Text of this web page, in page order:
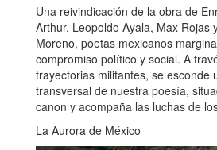
Una reivindicación de la obra de
Arthur, Leopoldo Ayala, Max Rojas
Moreno, poetas mexicanos
compromiso político y social. A
trayectorias militantes, se esconde
transversal de nuestra poesía,
canon y acompaña las luchas de
La Aurora de México